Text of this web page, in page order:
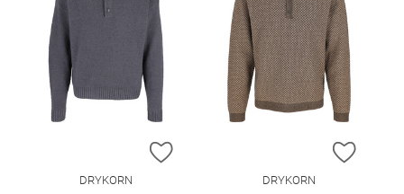
ZUR WUNSCHLISTE HINZUFÜGEN
DRYKORN
ZUR
DRYKORN